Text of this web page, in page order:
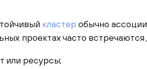
кластер обычно
проектах часто встречаются
или ресурсы;